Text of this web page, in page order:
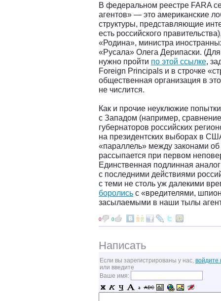
В федеральном реестре FARA
агентов» — это американские
структуры, представляющие
есть российского
«Родина», министра
«Русала» Олега Дерипаски.
нужно пройти по этой ссылке,
Foreign Principals и в строчке
общественная организация в
не числится.
Как и прочие неуклюжие
с Западом (например,
губернаторов российских
на президентских выборах в
«параллель» между законами
рассыпается при первом
Единственная подлинная
с последними действиями
с теми не столь уж далекими
боролись с «вредителями,
засылаемыми в наши тылы
0 0
Написать
Если вы зарегистрированы у нас, войдите
или введите
Ваше имя: